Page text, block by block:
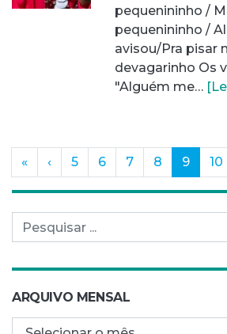
pequenininho /
pequenininho /
avisou/Pra pisar
devagarinho Os
"Alguém me…
« ‹ 5 6 7 8 9 10
Pesquisar por:
ARQUIVO MENSAL
Arquivo mensal